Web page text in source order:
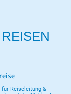
für Reiseleitung &